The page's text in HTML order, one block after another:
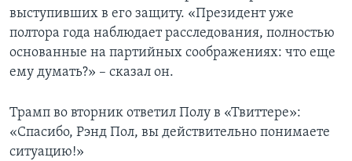
выступивших в его защиту. «Президент уже
полтора года наблюдает расследования, полностью
основанные на партийных соображениях: что еще
ему думать?» – сказал он.
Трамп во вторник ответил Полу в «Твиттере»:
«Спасибо, Рэнд Пол, вы действительно понимаете
ситуацию!»